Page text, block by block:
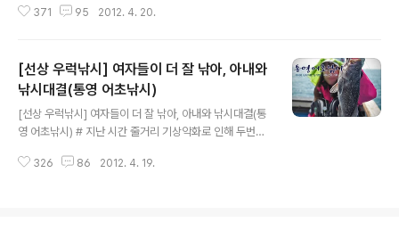
소원 하나를 들어주기로 하고 시작했는데 막상 뚜껑을 열
는 상황. "현재 스코어 5:6으로 아내 어복부인이 리드" 이
제 낚시 종료시간 20분을 남기고 몇 번의 고패질로 승부가
판가름나는데.. 낚시는 오후 3시에 종료 되는걸로 알았는
데 시계를 보니 지금이 3시 10분입니다. 배는 육지를 향해
달리고 있었고 이대로 끝나는가 싶었는데 주변을 둘러보니
사람들이 아직 채비를 정리안하고 있더군요. 그래서 어쩌
371 95 2012. 4. 20.
[선상 우럭낚시] 여자들이 더 잘 낚아, 아내와
낚시대결(통영 어초낚시)
[선상 우럭낚시] 여자들이 더 잘 낚아, 아내와 낚시대결(통
영 어초낚시) # 지난 시간 줄거리 기상악화로 인해 두번의
부부가 어초낚시라는 새로운 장르에 처음 도전하는 날입니
326 86 2012. 4. 19.